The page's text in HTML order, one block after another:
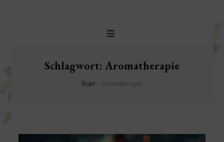
Schlagwort: Aromatherapie
Start Aromatherapie